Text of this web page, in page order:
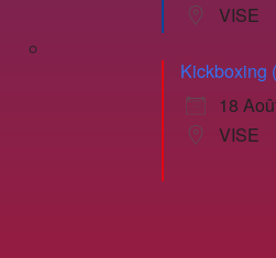
VISE
Kickboxing
18
VISE